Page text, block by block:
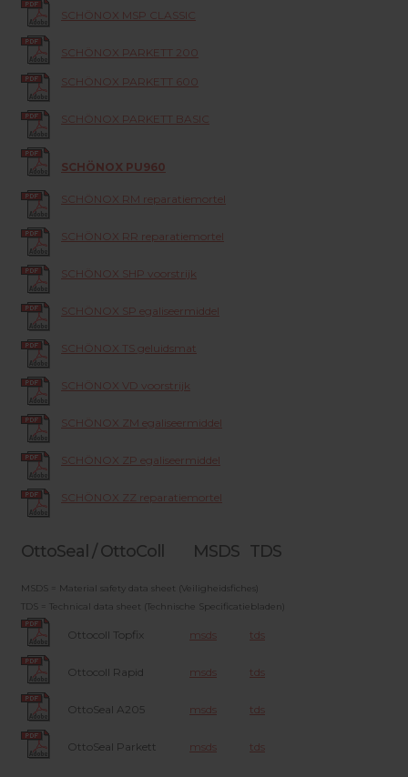
SCHÖNOX MSP CLASSIC
SCHÖNOX PARKETT 200
SCHÖNOX PARKETT 600
SCHÖNOX PARKETT BASIC
SCHÖNOX PU960
SCHÖNOX RM reparatiemortel
SCHÖNOX RR reparatiemortel
SCHÖNOX SHP voorstrijk
SCHÖNOX SP egaliseermiddel
SCHÖNOX TS geluidsmat
SCHÖNOX VD voorstrijk
SCHÖNOX ZM egaliseermiddel
SCHÖNOX ZP egaliseermiddel
SCHÖNOX ZZ reparatiemortel
OttoSeal / OttoColl MSDS TDS
MSDS = Material safety data sheet (Veiligheidsfiches)
TDS = Technical data sheet (Technische Specificatiebladen)
Ottocoll Topfix msds tds
Ottocoll Rapid msds tds
OttoSeal A205 msds tds
OttoSeal Parkett msds tds